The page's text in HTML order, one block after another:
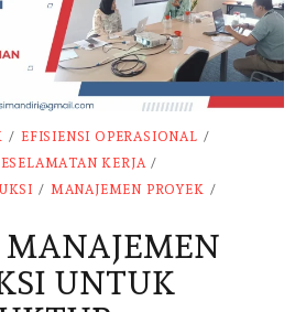
/ EFISIENSI OPERASIONAL /
KERJA /
/ MANAJEMEN PROYEK /
UNTUK